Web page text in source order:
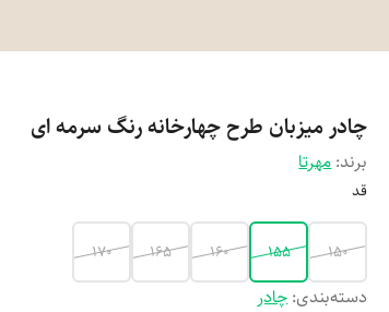
چادر میزبان طرح چهارخانه رنگ سرمه ای
برند:مهرتا
قد
150
155
160
165
170
دسته‌بندی:چادر